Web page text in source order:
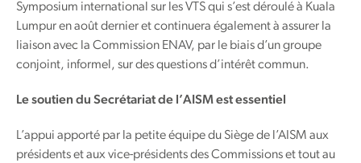
Symposium international sur les VTS qui s’est déroulé à Kuala
Lumpur en août dernier et continuera également à assurer la
liaison avec la Commission ENAV, par le biais d’un groupe
conjoint, informel, sur des questions d’intérêt commun.
Le soutien du Secrétariat de l’AISM est essentiel
L’appui apporté par la petite équipe du Siège de l’AISM aux
présidents et aux vice-présidents des Commissions et tout au